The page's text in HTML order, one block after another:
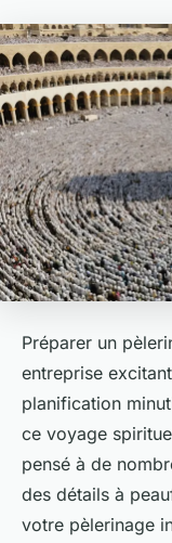
Préparer un
entreprise
planification
ce voyage
pensé à de
des détails à
votre pèlerinage